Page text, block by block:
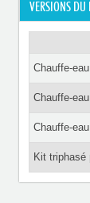
VERSIONS DU
Chauffe-
Chauffe-
Chauffe-
Kit triphasé